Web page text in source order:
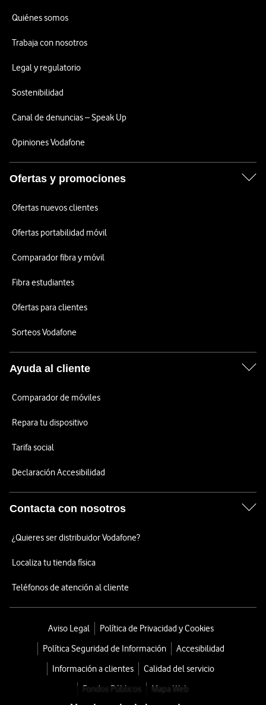
Quiénes somos
Trabaja con nosotros
Legal y regulatorio
Sostenibilidad
Canal de denuncias – Speak Up
Opiniones Vodafone
Ofertas y promociones
Ofertas nuevos clientes
Ofertas portabilidad móvil
Comparador fibra y móvil
Fibra estudiantes
Ofertas para clientes
Sorteos Vodafone
Ayuda al cliente
Comparador de móviles
Repara tu dispositivo
Tarifa social
Declaración Accesibilidad
Contacta con nosotros
¿Quieres ser distribuidor Vodafone?
Localiza tu tienda física
Teléfonos de atención al cliente
Aviso Legal
Política de Privacidad y Cookies
Política Seguridad de Información
Accesibilidad
Información a clientes
Calidad del servicio
Fondos Públicos
Mapa Web